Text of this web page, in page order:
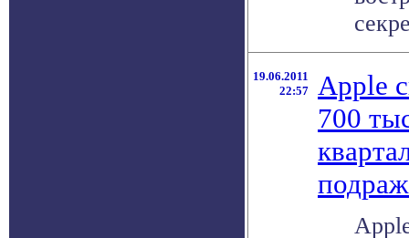
19.06.2011
22:57
Apple
700